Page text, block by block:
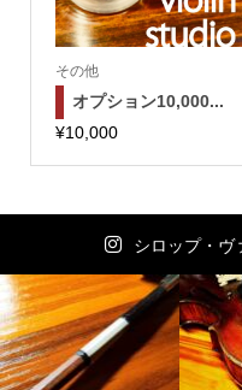
その他
オプション10,000...
¥10,000
シロップ・ヴ